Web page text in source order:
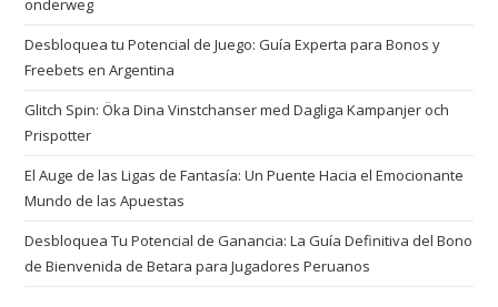
onderweg
Desbloquea tu Potencial de Juego: Guía Experta para Bonos y
Freebets en Argentina
Glitch Spin: Öka Dina Vinstchanser med Dagliga Kampanjer och
Prispotter
El Auge de las Ligas de Fantasía: Un Puente Hacia el Emocionante
Mundo de las Apuestas
Desbloquea Tu Potencial de Ganancia: La Guía Definitiva del Bono
de Bienvenida de Betara para Jugadores Peruanos